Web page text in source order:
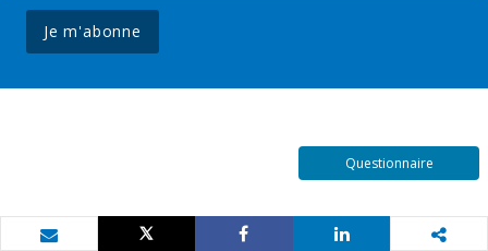
Je m'abonne
Questionnaire